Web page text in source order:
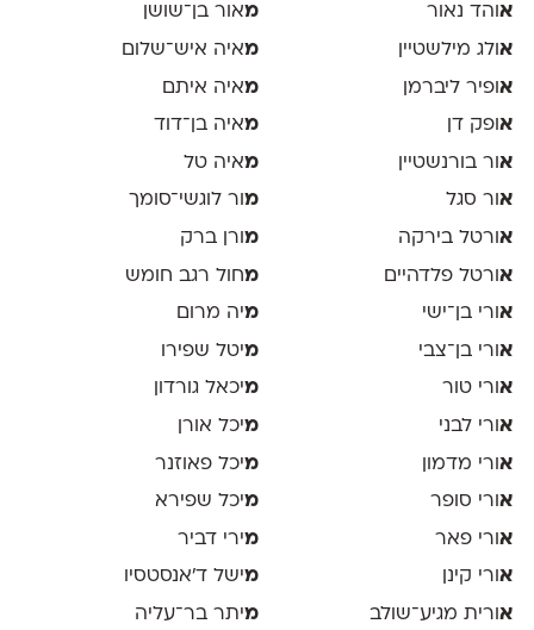
אוהד נאור
אולג מילשטיין
אופיר ליברמן
אופק דן
אור בורנשטיין
אור סגל
אורטל בירקה
אורטל פלדהיים
אורי בן־ישי
אורי בן־צבי
אורי טור
אורי לבני
אורי מדמון
אורי סופר
אורי פאר
אורי קינן
אורית מגיע־שולב
מאור בן־שושן
מאיה איש־שלום
מאיה איתם
מאיה בן־דוד
מאיה טל
מור לוגשי־סומך
מ ורן ברק
מחול רגב חומש
מיה מרום
מיטל שפירו
מיכאל גורדון
מיכל אורן
מיכל פאוזנר
מיכל שפירא
מירי דביר
מישל ד׳אנסטסיו
מיתר בר־עליה